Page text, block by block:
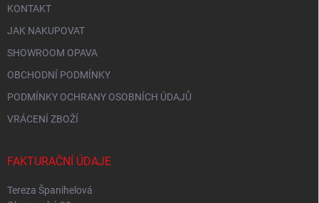
KONTAKT
JAK NAKUPOVAT
SHOWROOM OPAVA
OBCHODNÍ PODMÍNKY
PODMÍNKY OCHRANY OSOBNÍCH ÚDAJŮ
VRÁCENÍ ZBOŽÍ
FAKTURAČNÍ ÚDAJE
Tereza Španihelová